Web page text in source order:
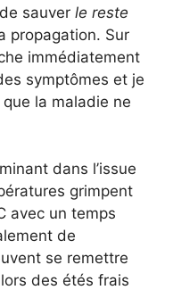
sauver le reste
propagation. Sur
immédiatement
symptômes et je
la maladie ne
dans l’issue
grimpent
avec un temps
de
se remettre
des étés frais